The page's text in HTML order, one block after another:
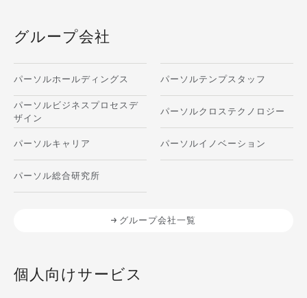
グループ会社
パーソルホールディングス パーソルテンプスタッフ
パーソルビジネスプロセスデ
ザイン
パーソルクロステクノロジー
パーソルキャリア パーソルイノベーション
パーソル総合研究所
グループ会社一覧
個人向けサービス